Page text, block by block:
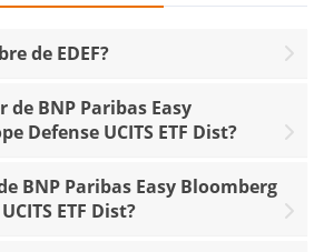
de EDEF?
de BNP Paribas Easy
Defense UCITS ETF Dist?
BNP Paribas Easy Bloomberg
ETF Dist?